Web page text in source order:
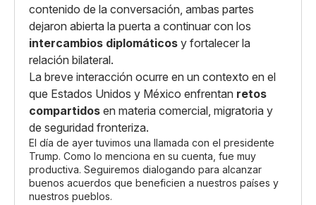
contenido de la conversación, ambas partes
dejaron abierta la puerta a continuar con los
intercambios diplomáticos y fortalecer la
relación bilateral.
La breve interacción ocurre en un contexto en el
que Estados Unidos y México enfrentan retos
compartidos en materia comercial, migratoria y
de seguridad fronteriza.
El día de ayer tuvimos una llamada con el presidente
Trump. Como lo menciona en su cuenta, fue muy
productiva. Seguiremos dialogando para alcanzar
buenos acuerdos que beneficien a nuestros países y
nuestros pueblos.